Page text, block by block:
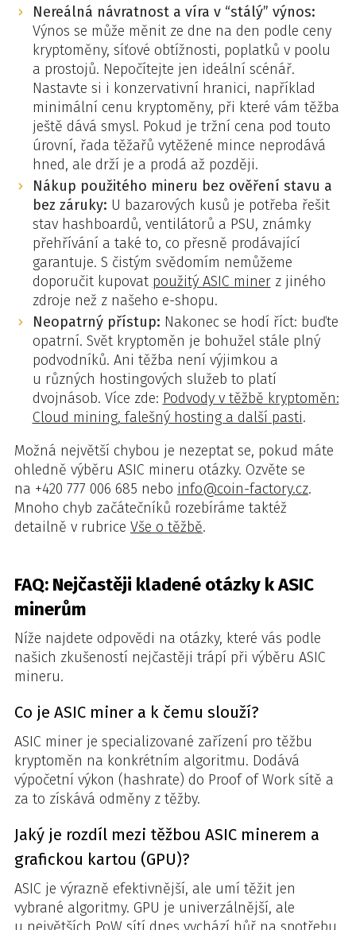
Nereálná návratnost a víra v “stálý” výnos:
Výnos se může měnit ze dne na den podle ceny
kryptoměny, síťové obtížnosti, poplatků v poolu
a prostojů. Nepočítejte jen ideální scénář.
Nastavte si i konzervativní hranici, například
minimální cenu kryptoměny, při které vám těžba
ještě dává smysl. Pokud je tržní cena pod touto
úrovní, řada těžařů vytěžené mince neprodává
hned, ale drží je a prodá až později.
Nákup použitého mineru bez ověření stavu a
bez záruky: U bazarových kusů je potřeba řešit
stav hashboardů, ventilátorů a PSU, známky
přehřívání a také to, co přesně prodávající
garantuje. S čistým svědomím nemůžeme
doporučit kupovat použitý ASIC minerz jiného
zdroje než z našeho e-shopu.
Neopatrný přístup: Nakonec se hodí říct: buďte
opatrní. Svět kryptoměn je bohužel stále plný
podvodníků. Ani těžba není výjimkou a
u různých hostingových služeb to platí
dvojnásob. Více zde: Podvody v těžbě kryptoměn:
Cloud mining, falešný hosting a další pasti.
Možná největší chybou je nezeptat se, pokud máte
ohledně výběru ASIC mineru otázky. Ozvěte se
na +420 777 006 685 nebo info@coin-factory.cz.
Mnoho chyb začátečníků rozebíráme taktéž
detailně v rubrice Vše o těžbě.
FAQ: Nejčastěji kladené otázky k ASIC
minerům
Níže najdete odpovědi na otázky, které vás podle
našich zkušeností nejčastěji trápí při výběru ASIC
mineru.
Co je ASIC miner a k čemu slouží?
ASIC miner je specializované zařízení pro těžbu
kryptoměn na konkrétním algoritmu. Dodává
výpočetní výkon (hashrate) do Proof of Work sítě a
za to získává odměny z těžby.
Jaký je rozdíl mezi těžbou ASIC minerem a
grafickou kartou (GPU)?
ASIC je výrazně efektivnější, ale umí těžit jen
vybrané algoritmy. GPU je univerzálnější, ale